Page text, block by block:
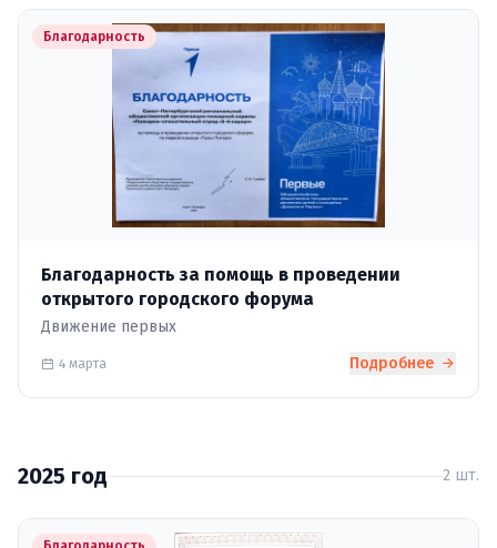
Благодарность
Благодарность за помощь в проведении
открытого городского форума
Движение первых
4 марта Подробнее
2025 год 2 шт.